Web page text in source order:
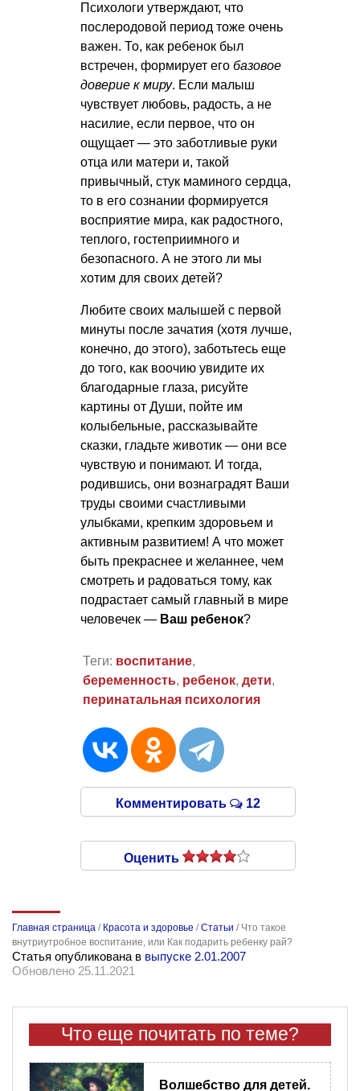
Психологи утверждают, что
послеродовой период тоже очень
важен. То, как ребенок был
встречен, формирует его базовое
доверие к миру. Если малыш
чувствует любовь, радость, а не
насилие, если первое, что он
ощущает — это заботливые руки
отца или матери и, такой
привычный, стук маминого сердца,
то в его сознании формируется
восприятие мира, как радостного,
теплого, гостеприимного и
безопасного. А не этого ли мы
хотим для своих детей?
Любите своих малышей с первой
минуты после зачатия (хотя лучше,
конечно, до этого), заботьтесь еще
до того, как воочию увидите их
благодарные глаза, рисуйте
картины от Души, пойте им
колыбельные, рассказывайте
сказки, гладьте животик — они все
чувствую и понимают. И тогда,
родившись, они вознаградят Ваши
труды своими счастливыми
улыбками, крепким здоровьем и
активным развитием! А что может
быть прекраснее и желаннее, чем
смотреть и радоваться тому, как
подрастает самый главный в мире
человечек — Ваш ребенок?
Теги: воспитание,
беременность, ребенок, дети,
перинатальная психология
Комментировать 12
Оценить
Главная страница / Красота и здоровье /Статьи / Что такое
внутриутробное воспитание, или Как подарить ребенку рай?
Статья опубликована в выпуске 2.01.2007
Обновлено 25.11.2021
Что еще почитать по теме?
Волшебство для детей.